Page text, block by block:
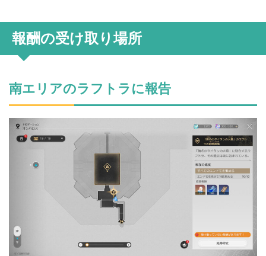
報酬の受け取り場所
南エリアのラフトラに報告